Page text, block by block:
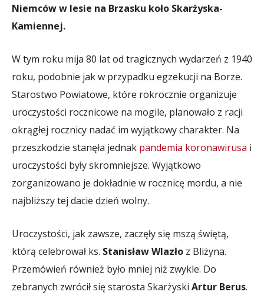
Niemców w lesie na Brzasku koło Skarżyska-
Kamiennej.
W tym roku mija 80 lat od tragicznych wydarzeń z 1940
roku, podobnie jak w przypadku egzekucji na Borze.
Starostwo Powiatowe, które rokrocznie organizuje
uroczystości rocznicowe na mogile, planowało z racji
okrągłej rocznicy nadać im wyjątkowy charakter. Na
przeszkodzie stanęła jednak pandemia koronawirusa i
uroczystości były skromniejsze. Wyjątkowo
zorganizowano je dokładnie w rocznicę mordu, a nie
najbliższy tej dacie dzień wolny.
Uroczystości, jak zawsze, zaczęły się mszą świętą,
którą celebrował ks. Stanisław Wlazło z Bliżyna.
Przemówień również było mniej niż zwykle. Do
zebranych zwrócił się starosta Skarżyski Artur Berus.